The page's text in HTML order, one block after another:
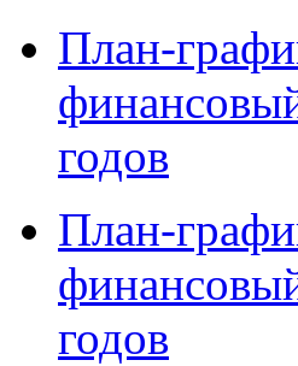
План-
годов
План-
годов